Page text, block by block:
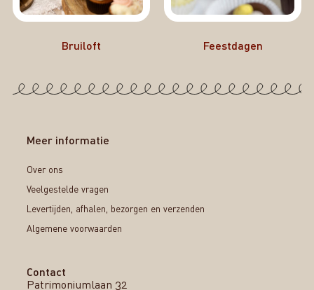
Bruiloft Feestdagen
Meer informatie
Over ons
Veelgestelde vragen
Levertijden, afhalen, bezorgen en verzenden
Algemene voorwaarden
Contact
Patrimoniumlaan 32